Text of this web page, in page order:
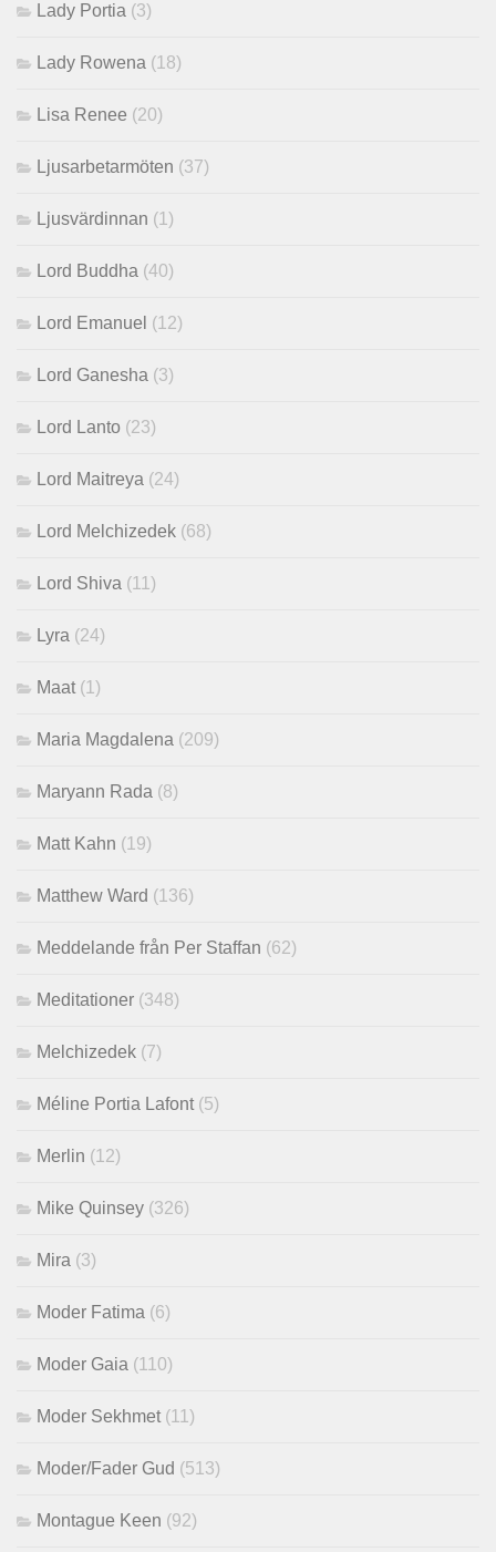
Lady Portia (3)
Lady Rowena (18)
Lisa Renee (20)
Ljusarbetarmöten (37)
Ljusvärdinnan (1)
Lord Buddha (40)
Lord Emanuel (12)
Lord Ganesha (3)
Lord Lanto (23)
Lord Maitreya (24)
Lord Melchizedek (68)
Lord Shiva (11)
Lyra (24)
Maat (1)
Maria Magdalena (209)
Maryann Rada (8)
Matt Kahn (19)
Matthew Ward (136)
Meddelande från Per Staffan (62)
Meditationer (348)
Melchizedek (7)
Méline Portia Lafont (5)
Merlin (12)
Mike Quinsey (326)
Mira (3)
Moder Fatima (6)
Moder Gaia (110)
Moder Sekhmet (11)
Moder/Fader Gud (513)
Montague Keen (92)